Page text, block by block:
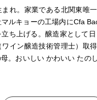
れ。家業である北関東唯
ルキョーの工場内にCfa
ち上げる。醸造家として
イン醸造技術管理士）取得
。おいしい かわいい たの